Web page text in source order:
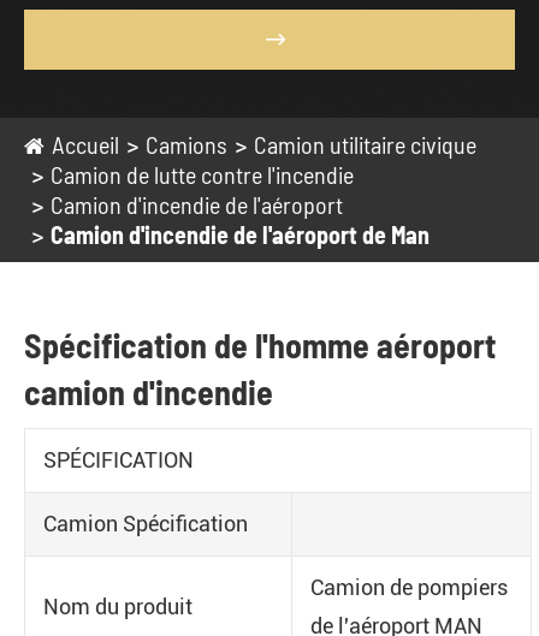

Accueil Camions
Camion utilitaire civique
Camion de lutte contre l'incendie
Camion d'incendie de l'aéroport
Camion d'incendie de l'aéroport de Man
Spécification de l'homme aéroport
camion d'incendie
SPÉCIFICATION
Camion Spécification
Nom du produit
Camion de pompiers
de l'aéroport MAN